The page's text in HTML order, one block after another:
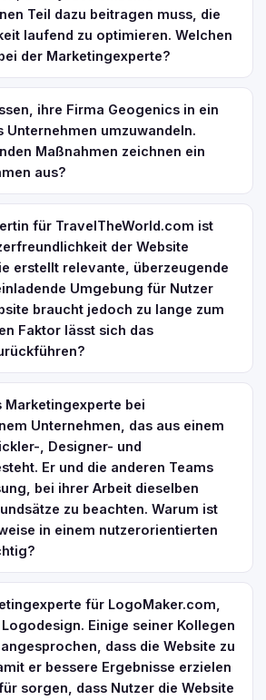
Teil dazu beitragen muss, die
laufend zu optimieren. Welchen
der Marketingexperte?
ihre Firma Geogenics in ein
Unternehmen umzuwandeln.
Maßnahmen zeichnen ein
aus?
für TravelTheWorld.com ist
der Website
erstellt relevante, überzeugende
Umgebung für Nutzer
braucht jedoch zu lange zum
Faktor lässt sich das
Marketingexperte bei
Unternehmen, das aus einem
, Designer- und
Er und die anderen Teams
bei ihrer Arbeit dieselben
zu beachten. Warum ist
in einem nutzerorientierten
für LogoMaker.com,
Einige seiner Kollegen
dass die Website zu
er bessere Ergebnisse erzielen
sorgen, dass Nutzer die Website